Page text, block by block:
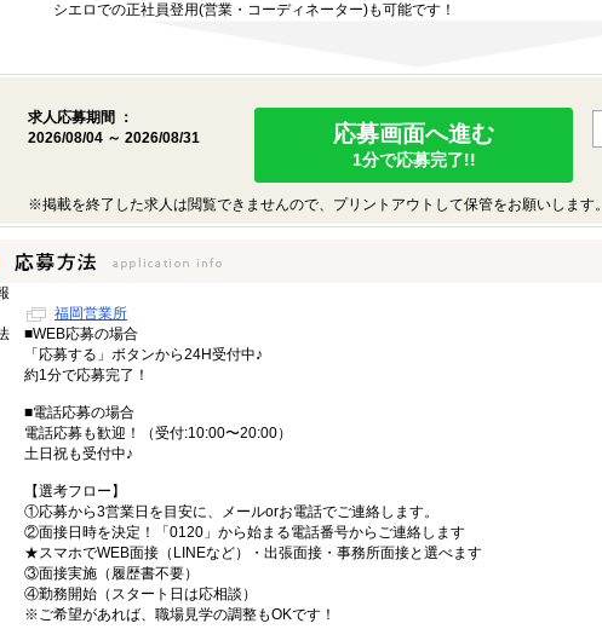
シエロでの正社員登用(営業・コーディネーター)も可能です！
求人応募期間 ：
2026/08/04 ～ 2026/08/31
応募画面へ進む
1分で応募完了!!
※掲載を終了した求人は閲覧できませんので、プリントアウトして保管をお願いします。
福岡営業所
■WEB応募の場合
「応募する」ボタンから24H受付中♪
約1分で応募完了！
■電話応募の場合
電話応募も歓迎！（受付:10:00〜20:00）
土日祝も受付中♪
【選考フロー】
①応募から3営業日を目安に、メールorお電話でご連絡します。
②面接日時を決定！「0120」から始まる電話番号からご連絡します
★スマホでWEB面接（LINEなど）・出張面接・事務所面接と選べます
③面接実施（履歴書不要）
④勤務開始（スタート日は応相談）
※ご希望があれば、職場見学の調整もOKです！